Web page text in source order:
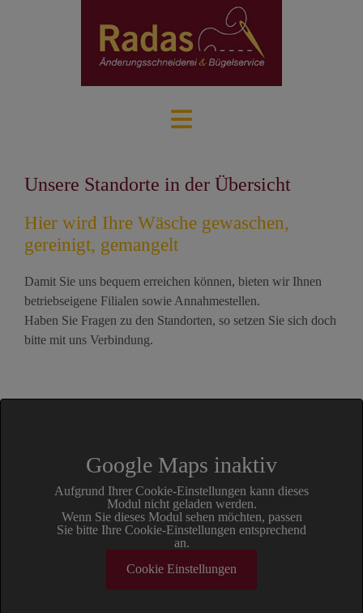
Unsere Standorte in der Übersicht
Hier wird Ihre Wäsche gewaschen,
gereinigt, gemangelt
Damit Sie uns bequem erreichen können, bieten wir Ihnen
betriebseigene Filialen sowie Annahmestellen.
Haben Sie Fragen zu den Standorten, so setzen Sie sich doch
bitte mit uns Verbindung.
Google Maps inaktiv
Aufgrund Ihrer Cookie-Einstellungen kann dieses
Modul nicht geladen werden.
Wenn Sie dieses Modul sehen möchten, passen
Sie bitte Ihre Cookie-Einstellungen entsprechend
an.
Cookie Einstellungen